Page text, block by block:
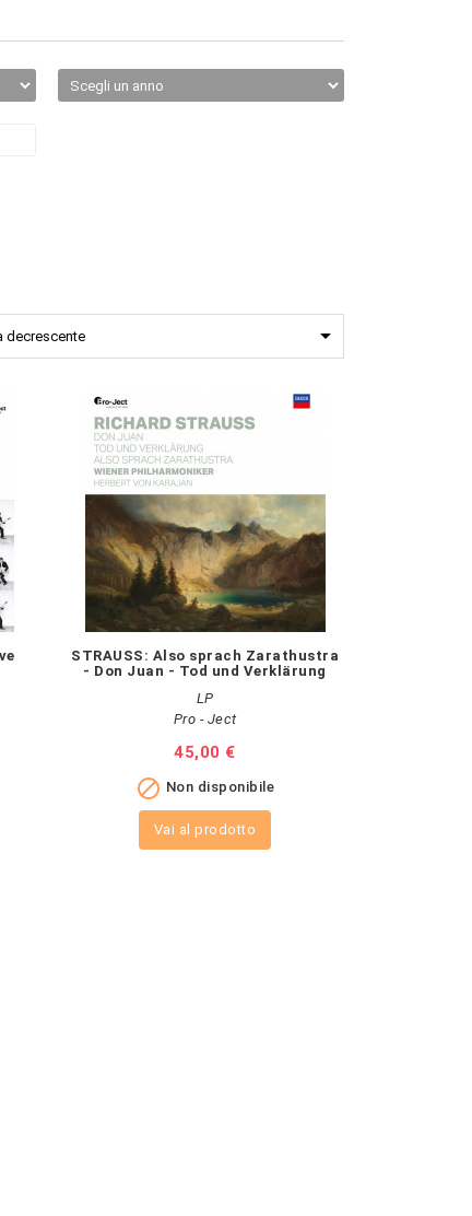
decrescente 
STRAUSS: Also sprach Zarathustra
- Don Juan - Tod und Verklärung
LP
Pro - Ject
Prezzo
45,00 €
 Non disponibile
Vai al prodotto